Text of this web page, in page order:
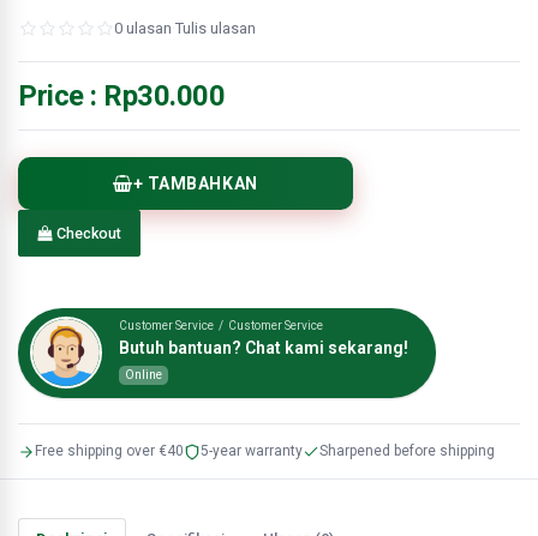
0 ulasan Tulis ulasan
Price : Rp30.000
+ TAMBAHKAN
Checkout
Customer Service / Customer Service
Butuh bantuan? Chat kami sekarang!
Online
Free shipping over €40 5-year warranty Sharpened before shipping